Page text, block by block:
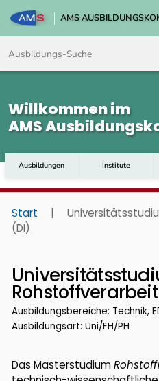
AMS
Willkommen im
AMS
Ausbildungen Institute
Start |
(DI)
Ausbildungsbereiche: Technik,
Ausbildungsart: Uni/FH/PH
Das Masterstudium